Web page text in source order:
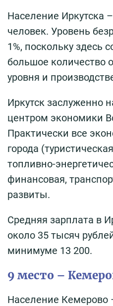
Население Иркутска
человек. Уровень
1%, поскольку здесь
большое количество
уровня и
Иркутск
центром экономики
Практически все
города
топливно-
финансовая,
развиты.
Средняя зарплата в
около 35 тысяч
минимуме 13 200.
9 место –
Население Кемерово